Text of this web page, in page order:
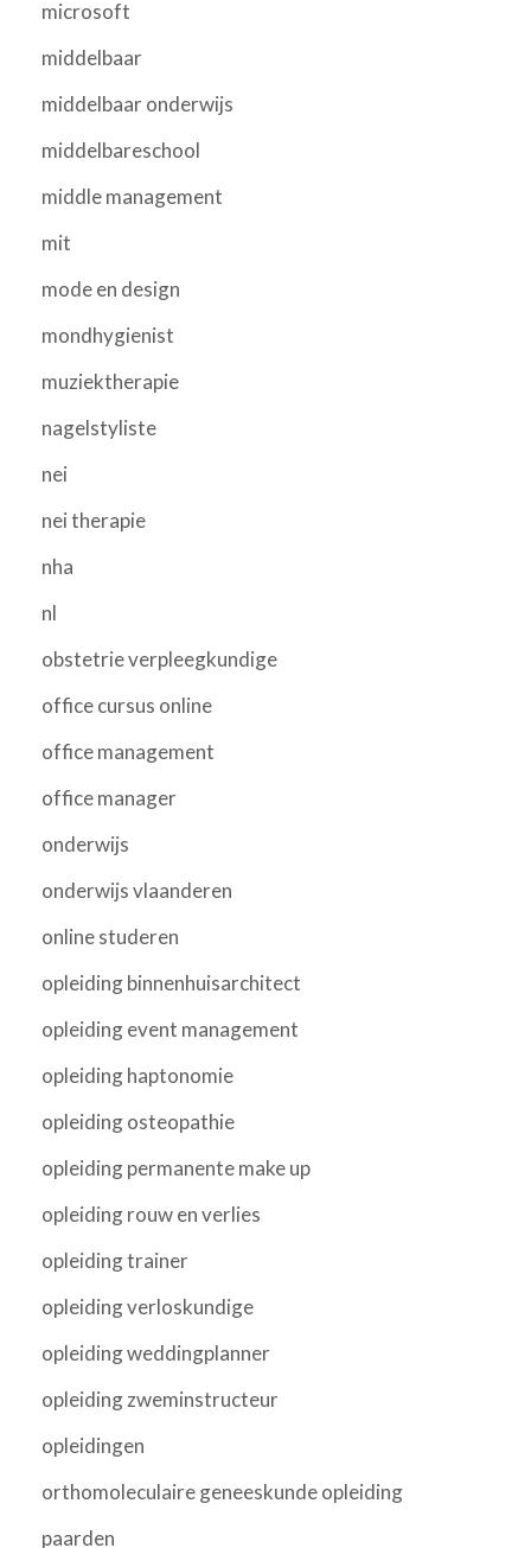
microsoft
middelbaar
middelbaar onderwijs
middelbareschool
middle management
mit
mode en design
mondhygienist
muziektherapie
nagelstyliste
nei
nei therapie
nha
nl
obstetrie verpleegkundige
office cursus online
office management
office manager
onderwijs
onderwijs vlaanderen
online studeren
opleiding binnenhuisarchitect
opleiding event management
opleiding haptonomie
opleiding osteopathie
opleiding permanente make up
opleiding rouw en verlies
opleiding trainer
opleiding verloskundige
opleiding weddingplanner
opleiding zweminstructeur
opleidingen
orthomoleculaire geneeskunde opleiding
paarden